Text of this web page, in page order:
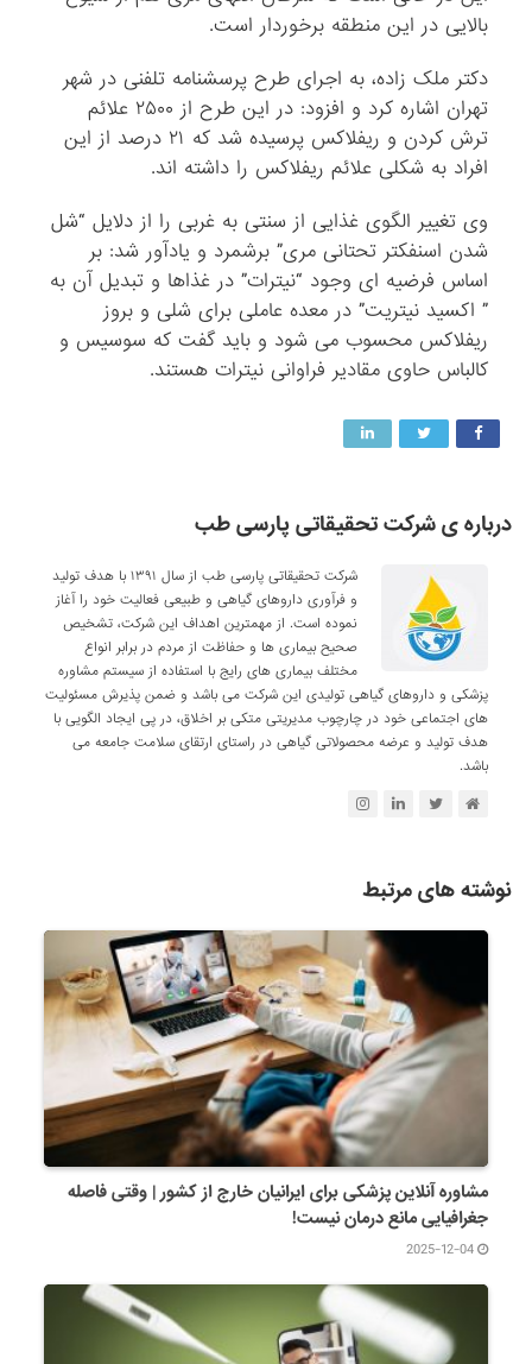
بالایی در این منطقه برخوردار است.
دکتر ملک ‌زاده، به اجرای طرح پرسشنامه تلفنی در شهر
تهران اشاره کرد و افزود: در این طرح از ۲۵۰۰ علائم
ترش کردن و ریفلاکس پرسیده شد که ۲۱ درصد از این
افراد به شکلی علائم ریفلاکس را داشته ‌اند.
وی تغییر الگوی غذایی از سنتی به غربی را از دلایل “شل
شدن اسنفکتر تحتانی مری” برشمرد و یادآور شد: بر
اساس فرضیه ‌ای وجود “نیترات” در غذاها و تبدیل آن به
” اکسید نیتریت” در معده عاملی برای شلی و بروز
ریفلاکس محسوب می‌ شود و باید گفت که سوسیس و
کالباس حاوی مقادیر فراوانی نیترات هستند.
درباره ی شرکت تحقیقاتی پارسی طب
شرکت تحقیقاتی پارسی طب از سال ۱۳۹۱ با هدف تولید
و فرآوری داروهای گیاهی و طبیعی فعالیت خود را آغاز
نموده است. از مهمترین اهداف این شرکت، تشخیص
صحیح بیماری ها و حفاظت از مردم در برابر انواع
مختلف بیماری های رایج با استفاده از سیستم مشاوره
پزشکی و داروهای گیاهی تولیدی این شرکت می باشد و ضمن پذیرش مسئولیت
های اجتماعی خود در چارچوب مدیریتی متکی بر اخلاق، در پی ایجاد الگویی با
هدف تولید و عرضه محصولاتی گیاهی در راستای ارتقای سلامت جامعه می
باشد.
نوشته های مرتبط
مشاوره آنلاین پزشکی برای ایرانیان خارج از کشور | وقتی فاصله
جغرافیایی مانع درمان نیست!
2025-12-04